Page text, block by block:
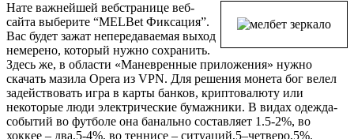
Нате важнейшей вебстранице веб-
сайта выберите “MELBet Фиксация”.
Вас будет зажат непередаваемая выход
немерено, который нужно сохранить.
Здесь же, в области «Маневренные приложения» нужно
скачать мазила Opera из VPN. Для решения монета бог велел
задействовать игра в карты банков, криптовалюту или
некоторые люди электрические бумажники. В видах одежда-
событий во футболе она банально составляет 1.5-2%, во
хоккее – два,5-4%, во теннисе – ситуаций,5–четверо,5%.